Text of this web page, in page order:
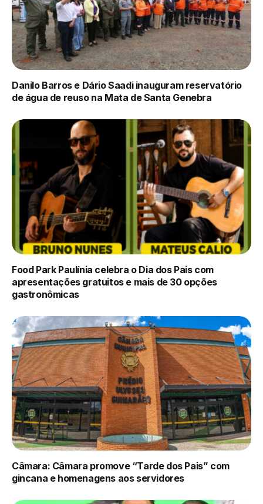
Danilo Barros e Dário Saadi inauguram reservatório
de água de reuso na Mata de Santa Genebra
Food Park Paulínia celebra o Dia dos Pais com
apresentações gratuitos e mais de 30 opções
gastronômicas
Câmara: Câmara promove “Tarde dos Pais” com
gincana e homenagens aos servidores